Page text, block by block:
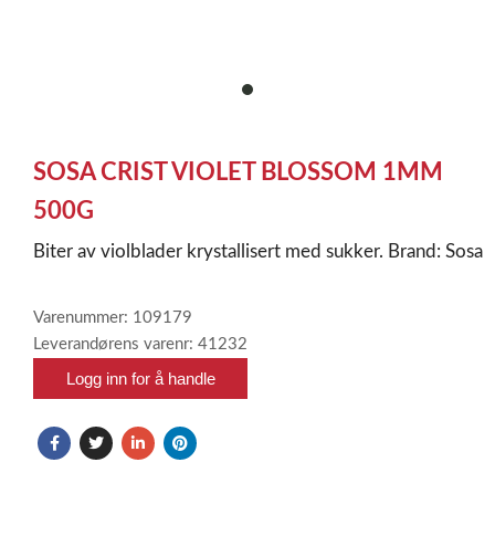
item
of
1
SOSA CRIST VIOLET BLOSSOM 1MM
500G
Biter av violblader krystallisert med sukker. Brand: Sosa
Varenummer: 109179
Leverandørens varenr: 41232
Logg inn for å handle